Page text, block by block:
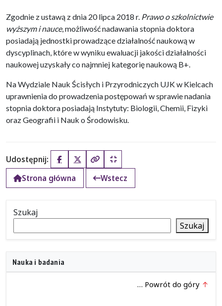
Zgodnie z ustawą z dnia 20 lipca 2018 r. Prawo o szkolnictwie
wyższym i nauce, możliwość nadawania stopnia doktora
posiadają jednostki prowadzące działalność naukową w
dyscyplinach, które w wyniku ewaluacji jakości działalności
naukowej uzyskały co najmniej kategorię naukową B+.
Na Wydziale Nauk Ścisłych i Przyrodniczych UJK w Kielcach
uprawnienia do prowadzenia postępowań w sprawie nadania
stopnia doktora posiadają Instytuty: Biologii, Chemii, Fizyki
oraz Geografii i Nauk o Środowisku.
Udostępnij: FacebookX (Twitter)
Kopiuj pełny link
Kopiuj krótki link
Strona główna
Wstecz
Szukaj
Szukaj
Nauka i badania
… Powrót do góry